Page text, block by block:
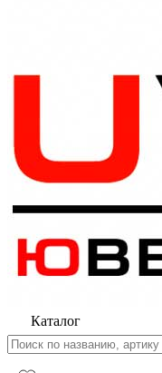
Каталог